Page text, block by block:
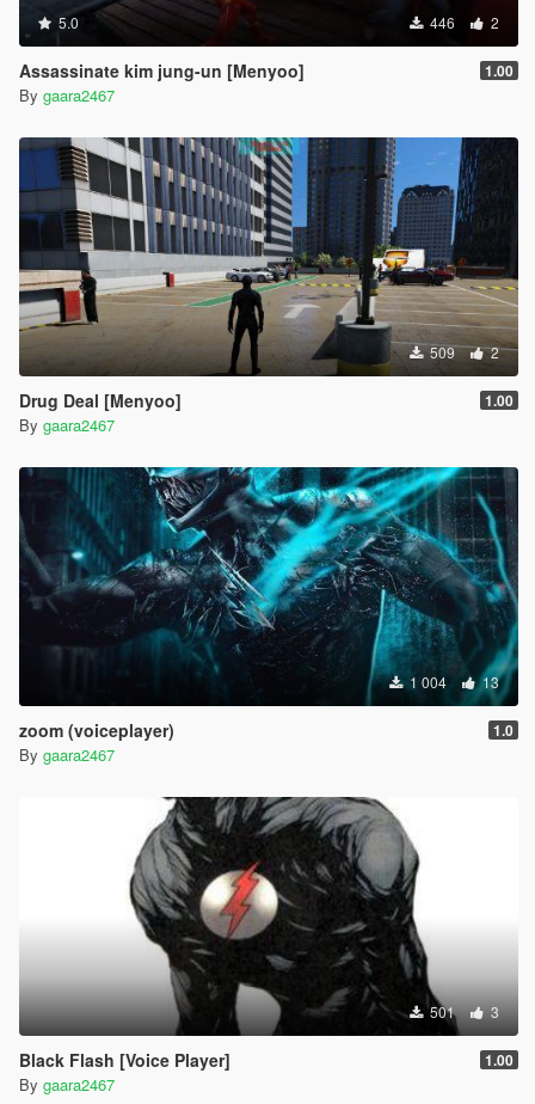
5.0 446 2
Assassinate kim jung-un [Menyoo] 1.00
By gaara2467
509 2
Drug Deal [Menyoo] 1.00
By gaara2467
1 004 13
zoom (voiceplayer) 1.0
By gaara2467
501 3
Black Flash [Voice Player] 1.00
By gaara2467